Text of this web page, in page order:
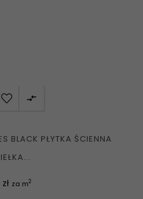

BLACK PŁYTKA ŚCIENNA
za m2